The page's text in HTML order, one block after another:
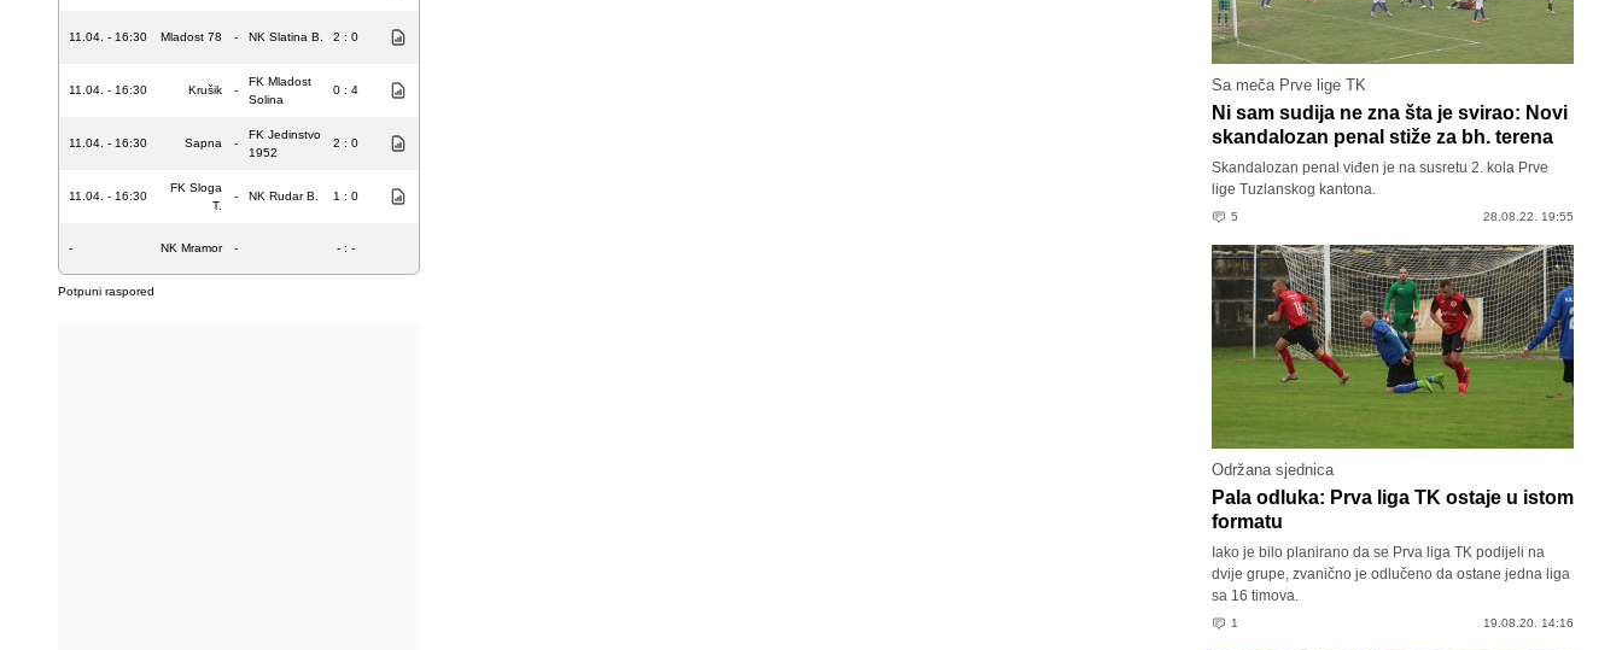
11.04. - 16:30 Mladost 78 - NK Slatina B. 2 : 0
11.04. - 16:30 Krušik -
FK Mladost
Solina
0 : 4
11.04. - 16:30 Sapna -
FK Jedinstvo
1952
2 : 0
11.04. - 16:30
FK Sloga
T.
- NK Rudar B. 1 : 0
- NK Mramor - - : -
Potpuni raspored
Sa meča Prve lige TK
Ni sam sudija ne zna šta je svirao: Novi
skandalozan penal stiže za bh. terena
Skandalozan penal viđen je na susretu 2. kola Prve
lige Tuzlanskog kantona.
5 28.08.22. 19:55
Održana sjednica
Pala odluka: Prva liga TK ostaje u istom
formatu
Iako je bilo planirano da se Prva liga TK podijeli na
dvije grupe, zvanično je odlučeno da ostane jedna liga
sa 16 timova.
1 19.08.20. 14:16